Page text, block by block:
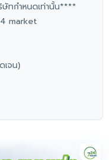
ษัทกำหนดเท่านั้น****
market
เจน)